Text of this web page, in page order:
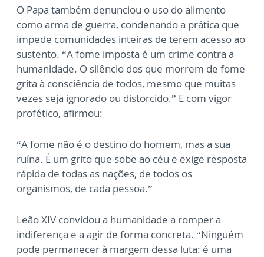
O Papa também denunciou o uso do alimento
como arma de guerra, condenando a prática que
impede comunidades inteiras de terem acesso ao
sustento. “A fome imposta é um crime contra a
humanidade. O silêncio dos que morrem de fome
grita à consciência de todos, mesmo que muitas
vezes seja ignorado ou distorcido.” E com vigor
profético, afirmou:
“A fome não é o destino do homem, mas a sua
ruína. É um grito que sobe ao céu e exige resposta
rápida de todas as nações, de todos os
organismos, de cada pessoa.”
Leão XIV convidou a humanidade a romper a
indiferença e a agir de forma concreta. “Ninguém
pode permanecer à margem dessa luta: é uma